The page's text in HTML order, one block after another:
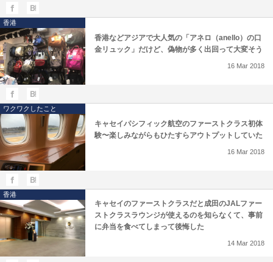
香港
香港などアジアで大人気の「アネロ（anello）の口
金リュック」だけど、偽物が多く出回って大変そう
16 Mar 2018
ワクワクしたこと
キャセイパシフィック航空のファーストクラス初体
験〜楽しみながらもひたすらアウトプットしていた
16 Mar 2018
香港
キャセイのファーストクラスだと成田のJALファー
ストクラスラウンジが使えるのを知らなくて、事前
に弁当を食べてしまって後悔した
14 Mar 2018